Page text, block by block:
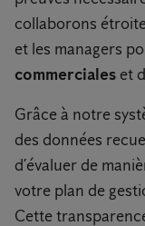
collaborons
et les managers
commerciales et
Grâce à notre
des données
d’évaluer de
votre plan de
Cette